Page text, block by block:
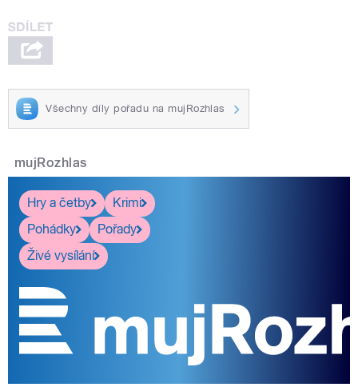
Všechny díly pořadu na mujRozhlas
mujRozhlas
Hry a četby
Krimi
Pohádky
Pořady
Živé vysílání